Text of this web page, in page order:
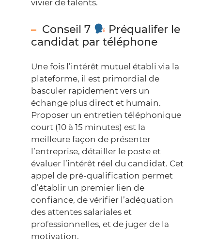
vivier de talents.
Conseil 7
Préqualifer le
candidat par téléphone
Une fois l’intérêt mutuel établi via la
plateforme, il est primordial de
basculer rapidement vers un
échange plus direct et humain.
Proposer un entretien téléphonique
court (10 à 15 minutes) est la
meilleure façon de présenter
l’entreprise, détailler le poste et
évaluer l’intérêt réel du candidat. Cet
appel de pré-qualification permet
d’établir un premier lien de
confiance, de vérifier l’adéquation
des attentes salariales et
professionnelles, et de juger de la
motivation.